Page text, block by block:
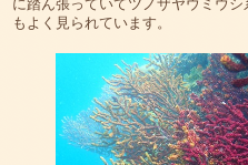
に踏ん張っていてツノザヤウミウ
もよく見られています。